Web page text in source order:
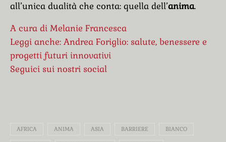
all’unica dualità che conta: quella dell’anima.
A cura di Melanie Francesca
Leggi anche: Andrea Foriglio: salute, benessere e
progetti futuri innovativi
Seguici sui nostri social
AFRICA ANIMA ASIA BARRIERE BIANCO